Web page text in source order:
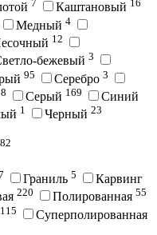
7 Каштановый 16
Медный 4
12
бежевый 3
95 Серебро 3
8 Серый 169 Синий
1 Черный 23
Граниль 5 Карвинг
220 Полированная 55
115 Суперполированная